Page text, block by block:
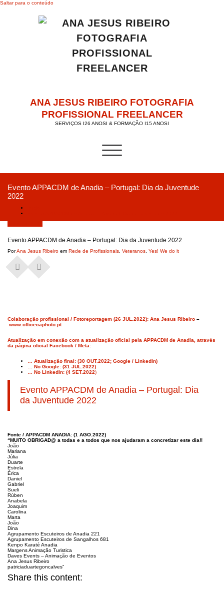
Saltar para o conteúdo
ANA JESUS RIBEIRO FOTOGRAFIA
PROFISSIONAL FREELANCER
SERVIÇOS I26 ANOSI & FORMAÇÃO I15 ANOSI
Alternar a navegação
Evento APPACDM de Anadia – Portugal: Dia da Juventude
2022
Evento APPACDM de Anadia – Portugal: Dia da Juventude 2022
PorAna Jesus Ribeiro em Rede de Profissionais Veteranos Yes! We do it
Colaboração profissional / Fotoreportagem (26 JUL.2022): Ana Jesus Ribeiro –
www.officecaphoto.pt
Atualização em conexão com a atualização oficial pela APPACDM de Anadia, através
da página oficial Facebook / Meta:
… Atualização final: (30 OUT.2022; Google / LinkedIn)
… No Google: (31 JUL.2022)
… No LinkedIn: (4 SET.2022)
Evento APPACDM de Anadia – Portugal: Dia
da Juventude 2022
Fonte / APPACDM ANADIA: (1 AGO.2022)
“MUITO OBRIGAD@ a todas e a todos que nos ajudaram a concretizar este dia!!
João
Mariana
Júlia
Duarte
Estrela
Érica
Daniel
Gabriel
Sueli
Rúben
Anabela
Joaquim
Carolina
Marta
João
Dina
Agrupamento Escuteiros de Anadia 221
Agrupamento Escuteiros de Sangalhos 681
Kenpo Karaté Anadia
Margens Animação Turistica
Daves Events – Animação de Eventos
Ana Jesus Ribeiro
patriciaduartegoncalves”
Share this content: